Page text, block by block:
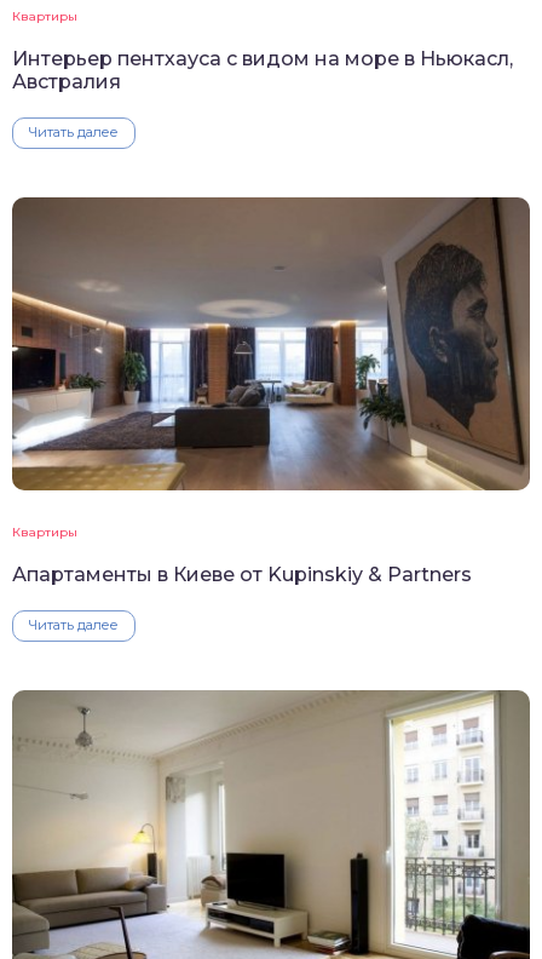
Квартиры
Интерьер пентхауса с видом на море в Ньюкасл,
Австралия
Читать далее
Квартиры
Апартаменты в Киеве от Kupinskiy & Partners
Читать далее